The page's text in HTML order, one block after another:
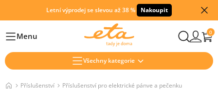
Letní výprodej se slevou až 38 % Nakoupit
HlavníMenu 0
Všechny kategorie
Příslušenství Příslušenství pro elektrické pánve a pečenku